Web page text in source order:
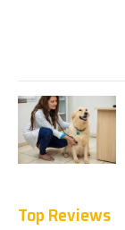
Top Reviews